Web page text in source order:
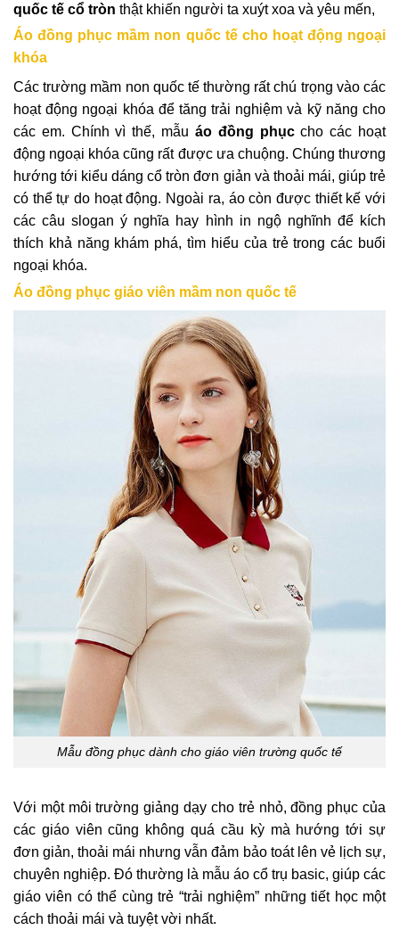
quốc tế cổ tròn thật khiến người ta xuýt xoa và yêu mến,
Áo đồng phục mầm non quốc tế cho hoạt động ngoại
khóa
Các trường mầm non quốc tế thường rất chú trọng vào các
hoạt động ngoại khóa để tăng trải nghiệm và kỹ năng cho
các em. Chính vì thế, mẫu áo đồng phụccho các hoạt
động ngoại khóa cũng rất được ưa chuộng. Chúng thương
hướng tới kiểu dáng cổ tròn đơn giản và thoải mái, giúp trẻ
có thể tự do hoạt động. Ngoài ra, áo còn được thiết kế với
các câu slogan ý nghĩa hay hình in ngộ nghĩnh để kích
thích khả năng khám phá, tìm hiểu của trẻ trong các buổi
ngoại khóa.
Áo đồng phục giáo viên mầm non quốc tế
Mẫu đồng phục dành cho giáo viên trường quốc tế
Với một môi trường giảng dạy cho trẻ nhỏ, đồng phục của
các giáo viên cũng không quá cầu kỳ mà hướng tới sự
đơn giản, thoải mái nhưng vẫn đảm bảo toát lên vẻ lịch sự,
chuyên nghiệp. Đó thường là mẫu áo cổ trụ basic, giúp các
giáo viên có thể cùng trẻ “trải nghiệm” những tiết học một
cách thoải mái và tuyệt vời nhất.